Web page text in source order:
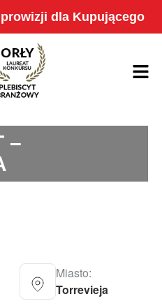
dla Kupującego
–
Miasto:
Torrevieja